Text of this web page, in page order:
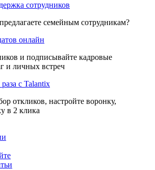
сотрудников
семейным сотрудникам?
онлайн
и подписывайте кадровые
и личных встреч
с Talantix
откликов, настройте воронку,
в 2 клика